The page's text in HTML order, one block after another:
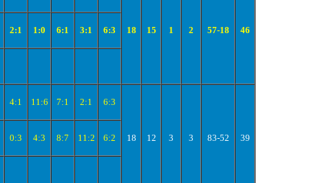
18 15 1 2 57-18 46
2:1 1:0 6:1 3:1 6:3
4:1 11:6 7:1 2:1 6:3
18 12 3 3 83-52 39
0:3 4:3 8:7 11:2 6:2